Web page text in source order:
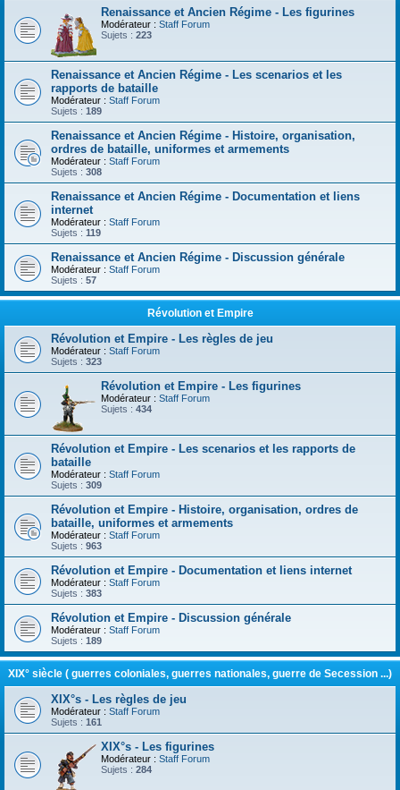
Renaissance et Ancien Régime - Les figurines
Modérateur : Staff Forum
Sujets : 223
Renaissance et Ancien Régime - Les scenarios et les
rapports de bataille
Modérateur : Staff Forum
Sujets : 189
Renaissance et Ancien Régime - Histoire, organisation,
ordres de bataille, uniformes et armements
Modérateur : Staff Forum
Sujets : 308
Renaissance et Ancien Régime - Documentation et liens
internet
Modérateur : Staff Forum
Sujets : 119
Renaissance et Ancien Régime - Discussion générale
Modérateur : Staff Forum
Sujets : 57
Révolution et Empire
Révolution et Empire - Les règles de jeu
Modérateur : Staff Forum
Sujets : 323
Révolution et Empire - Les figurines
Modérateur : Staff Forum
Sujets : 434
Révolution et Empire - Les scenarios et les rapports de
bataille
Modérateur : Staff Forum
Sujets : 309
Révolution et Empire - Histoire, organisation, ordres de
bataille, uniformes et armements
Modérateur : Staff Forum
Sujets : 963
Révolution et Empire - Documentation et liens internet
Modérateur : Staff Forum
Sujets : 383
Révolution et Empire - Discussion générale
Modérateur : Staff Forum
Sujets : 189
XIX° siècle ( guerres coloniales, guerres nationales, guerre de Secession ...)
XIX°s - Les règles de jeu
Modérateur : Staff Forum
Sujets : 161
XIX°s - Les figurines
Modérateur : Staff Forum
Sujets : 284